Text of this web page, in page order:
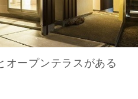
オープンテラスがある